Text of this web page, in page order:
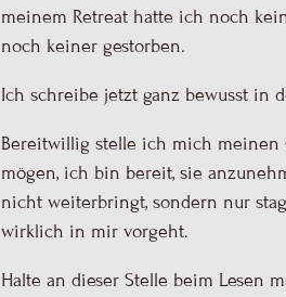
meinem Retreat hatte ich noch
noch keiner gestorben.
Ich schreibe jetzt ganz bewusst in
Bereitwillig stelle ich mich meinen
mögen, ich bin bereit, sie
nicht weiterbringt, sondern nur
wirklich in mir vorgeht.
Halte an dieser Stelle beim Lesen